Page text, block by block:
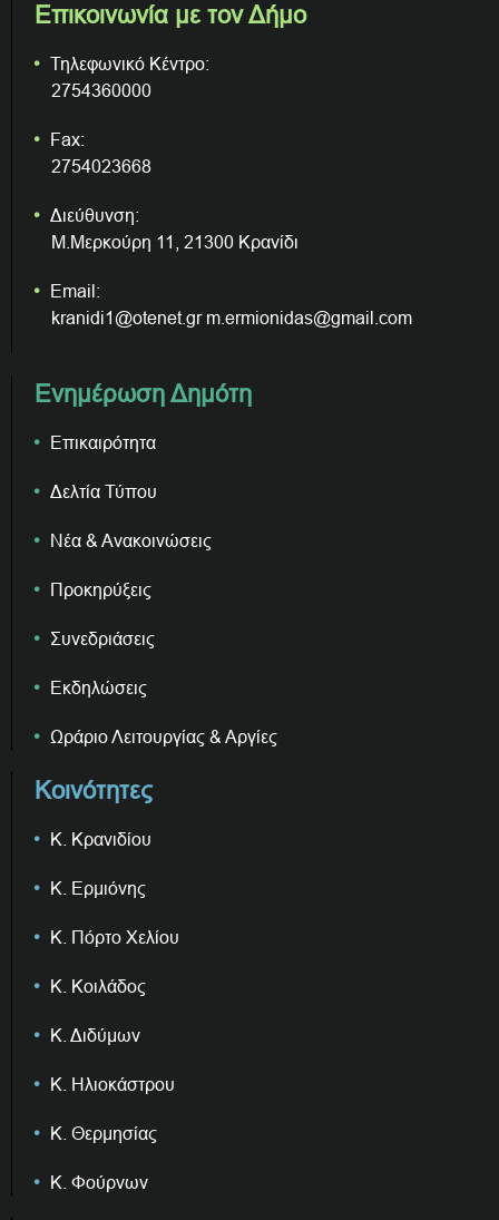
Επικοινωνία με τον Δήμο
Τηλεφωνικό Κέντρο:
2754360000
Fax:
2754023668
Διεύθυνση:
Μ.Μερκούρη 11, 21300 Κρανίδι
Email:
kranidi1@otenet.gr m.ermionidas@gmail.com
Ενημέρωση Δημότη
Επικαιρότητα
Δελτία Τύπου
Νέα & Ανακοινώσεις
Προκηρύξεις
Συνεδριάσεις
Εκδηλώσεις
Ωράριο Λειτουργίας & Αργίες
Κοινότητες
Κ. Κρανιδίου
Κ. Ερμιόνης
Κ. Πόρτο Χελίου
Κ. Κοιλάδος
Κ. Διδύμων
Κ. Ηλιοκάστρου
Κ. Θερμησίας
Κ. Φούρνων